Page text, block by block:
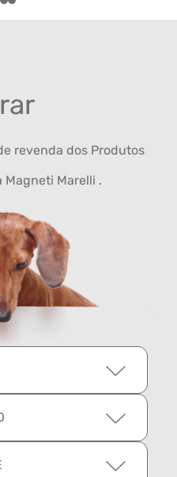
34
revenda dos Produtos
Magneti Marelli .